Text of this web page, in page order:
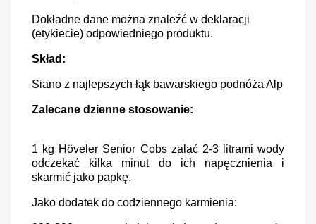
Dokładne dane można znaleźć w deklaracji
(etykiecie) odpowiedniego produktu.
Skład:
Siano z najlepszych łąk bawarskiego podnóża Alp
Zalecane dzienne stosowanie:
1 kg Höveler Senior Cobs zalać 2-3 litrami wody
odczekać kilka minut do ich napęcznienia i
skarmić jako papkę.
Jako dodatek do codziennego karmienia: